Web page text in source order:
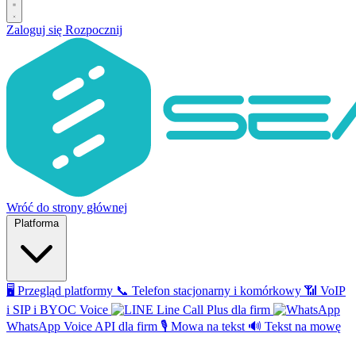
Zaloguj się Rozpocznij
Wróć do strony głównej
Platforma
🖥️ Przegląd platformy 📞 Telefon stacjonarny i komórkowy 📶 VoIP
i SIP i BYOC Voice
Line Call Plus dla firm
WhatsApp Voice API dla firm 🎙️ Mowa na tekst 🔊 Tekst na mowę